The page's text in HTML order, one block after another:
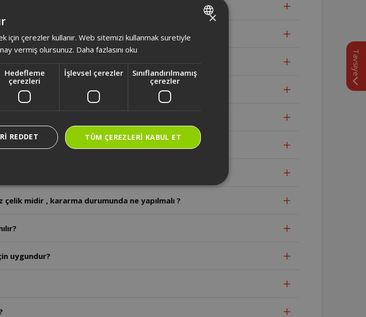
yıkanabilir mi?
nedir?
nedir ?
midir , kararma durumunda ne yapılmalı ?
uygundur?
Tavsiye
TURKISH
×
için çerezler kullanır. Web sitemizi kullanmak suretiyle
vermiş olursunuz. Daha fazlasını oku
Hedefleme
çerezleri
İşlevsel çerezler
Sınıflandırılmamış
çerezler
TÜM ÇEREZLERI KABUL ET
REDDET